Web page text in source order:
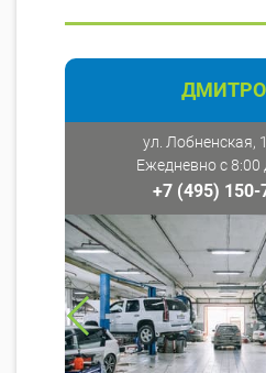
ул. Лобненская,
Ежедневно с 8:00
+7 (495) 150-